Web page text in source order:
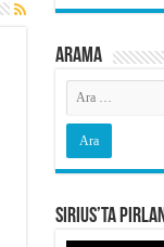
Arama
Sirius’ta